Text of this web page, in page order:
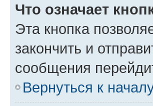
Что означает
Эта кнопка
закончить и
сообщения
Вернуться к